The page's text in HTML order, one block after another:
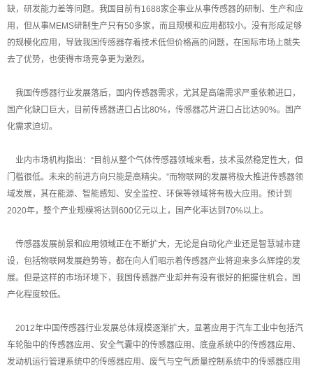
缺，研发能力差等问题。我国目前有1688家企事业从事传感器的研制、生产和应
用，但从事MEMS研制生产只有50多家，而且规模和应用都较小。没有形成足够
的规模化应用，导致我国传感器存着技术低但价格高的问题，在国际市场上就失
去了优势，也使得市场竞争更为激烈。
我国传感器行业发展落后，国内传感器需求，尤其是高端需求严重依赖进口，
国产化缺口巨大，目前传感器进口占比80%，传感器芯片进口占比达90%。国产
化需求迫切。
业内市场机构指出：“目前从整个气体传感器领域来看，技术虽然稳定性大，但
门槛很低。未来的前进方向只能是高精尖。”而物联网的发展将极大推进传感器领
域发展，其在能源、智能感知、安全监控、环保等领域将有极大应用。预计到
2020年，整个产业规模将达到600亿元以上，国产化率达到70%以上。
传感器发展前景和应用领域正在不断扩大，无论是自动化产业还是智慧城市建
设，包括物联网发展趋势等，都在向人们昭示着传感器产业将迎来多么辉煌的发
展。但是这样的市场环境下，我国传感器产业却并有没有很好的把握住机会，国
产化程度较低。
2012年中国传感器行业发展总体规模逐渐扩大，显著应用于汽车工业中包括汽
车轮胎中的传感器应用、安全气囊中的传感器应用、底盘系统中的传感器应用、
发动机运行管理系统中的传感器应用、废气与空气质量控制系统中的传感器应用